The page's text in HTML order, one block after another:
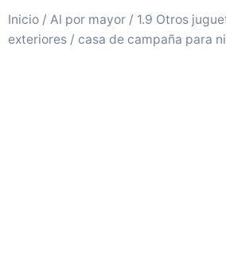
Inicio / Al por mayor / 1.9 Otros
exteriores / casa de campaña para